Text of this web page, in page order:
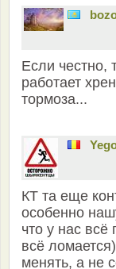
Если честно,
работает
тормоза...
КТ та еще
особенно
что у нас
всё
менять, а не